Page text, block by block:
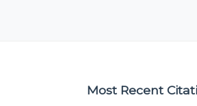
Most Recent